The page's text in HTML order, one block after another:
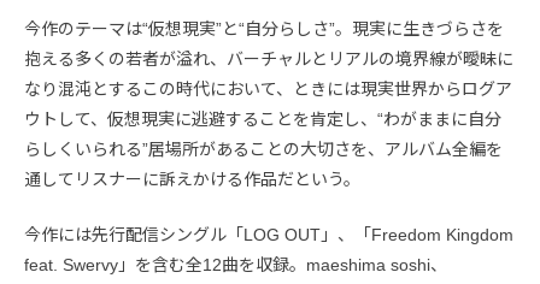
今作のテーマは“仮想現実”と“自分らしさ”。現実に生きづらさを
抱える多くの若者が溢れ、バーチャルとリアルの境界線が曖昧に
なり混沌とするこの時代において、ときには現実世界からログア
ウトして、仮想現実に逃避することを肯定し、“わがままに自分
らしくいられる”居場所があることの大切さを、アルバム全編を
通してリスナーに訴えかける作品だという。
今作には先行配信シングル「LOG OUT」、「Freedom Kingdom
feat. Swervy」を含む全12曲を収録。maeshima soshi、